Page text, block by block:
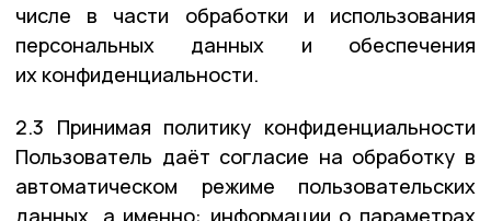
числе в части обработки и использования
персональных данных и обеспечения
их конфиденциальности.
2.3 Принимая политику конфиденциальности
Пользователь даёт согласие на обработку в
автоматическом режиме пользовательских
данных, а именно: информации о параметрах